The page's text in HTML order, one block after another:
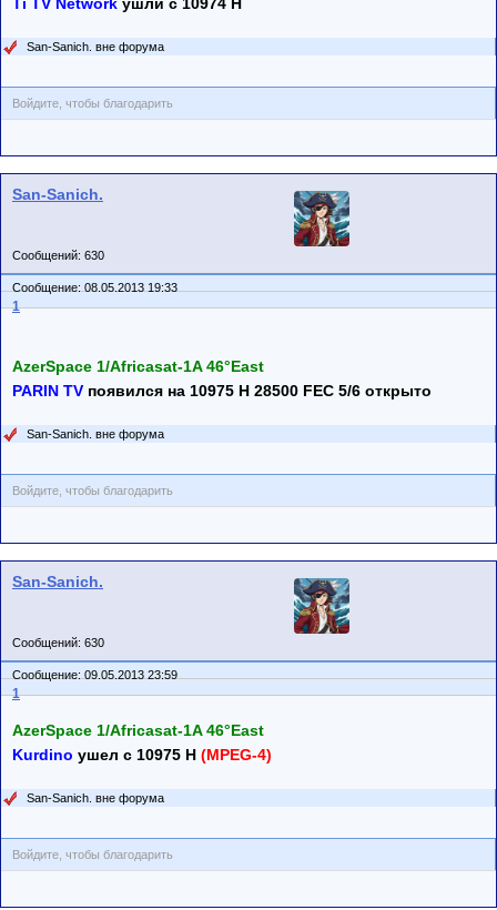
San-Sanich. вне форума
Войдите, чтобы благодарить
San-Sanich.
Сообщений: 630
Сообщение: 08.05.2013 19:33
1
AzerSpace 1/Africasat-1A 46°East
PARIN TV появился на 10975 H 28500 FEC 5/6 открыто
San-Sanich. вне форума
Войдите, чтобы благодарить
San-Sanich.
Сообщений: 630
Сообщение: 09.05.2013 23:59
1
AzerSpace 1/Africasat-1A 46°East
Kurdino ушел с 10975 H (MPEG-4)
San-Sanich. вне форума
Войдите, чтобы благодарить